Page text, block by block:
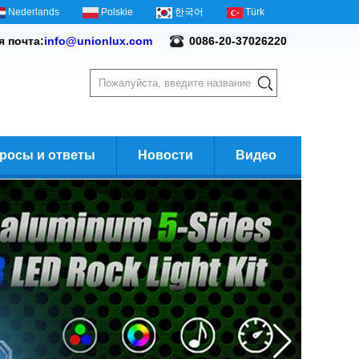
Nederlands Polskie 한국어 Türk
почта:info@unionlux.com 0086-20-37026220
и ответы Новости Видео